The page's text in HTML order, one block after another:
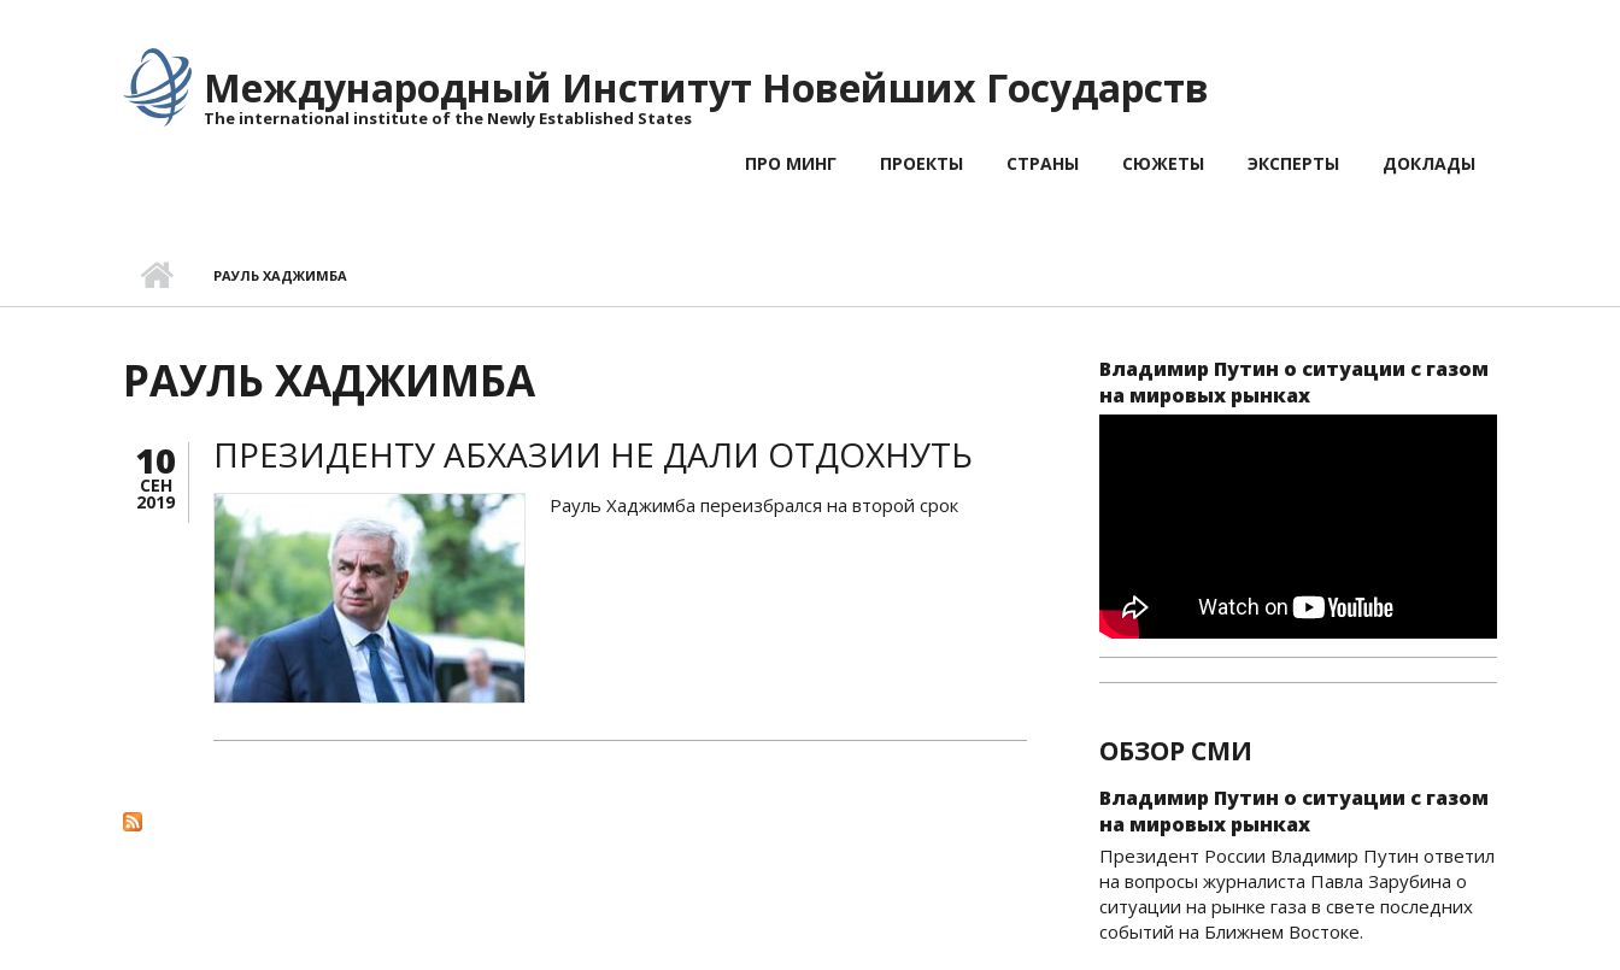
Международный Институт Новейших Государств
The international institute of the Newly Established States
ПРО МИНГ ПРОЕКТЫ СТРАНЫ СЮЖЕТЫ ЭКСПЕРТЫ ДОКЛАДЫ
РАУЛЬ ХАДЖИМБА
РАУЛЬ ХАДЖИМБА
10
СЕН
2019
ПРЕЗИДЕНТУ АБХАЗИИ НЕ ДАЛИ ОТДОХНУТЬ
Рауль Хаджимба переизбрался на второй срок
Владимир Путин о ситуации с газом
на мировых рынках
ОБЗОР СМИ
Владимир Путин о ситуации с газом
на мировых рынках
Президент России Владимир Путин ответил
на вопросы журналиста Павла Зарубина о
ситуации на рынке газа в свете последних
событий на Ближнем Востоке.